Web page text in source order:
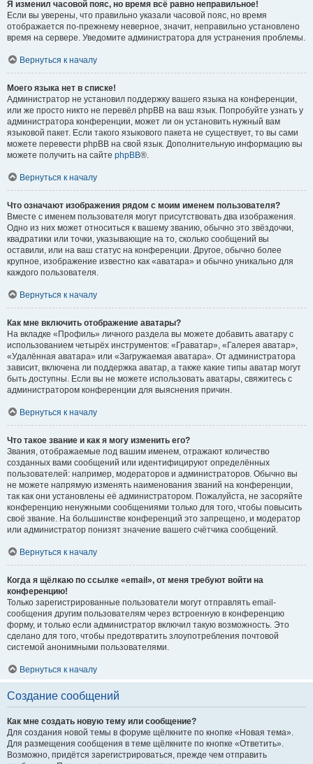
Я изменил часовой пояс, но время всё равно неправильное!
Если вы уверены, что правильно указали часовой пояс, но время
отображается по-прежнему неверное, значит, неправильно установлено
время на сервере. Уведомите администратора для устранения проблемы.
Вернуться к началу
Моего языка нет в списке!
Администратор не установил поддержку вашего языка на конференции,
или же просто никто не перевёл phpBB на ваш язык. Попробуйте узнать у
администратора конференции, может ли он установить нужный вам
языковой пакет. Если такого языкового пакета не существует, то вы сами
можете перевести phpBB на свой язык. Дополнительную информацию вы
можете получить на сайте phpBB®.
Вернуться к началу
Что означают изображения рядом с моим именем пользователя?
Вместе с именем пользователя могут присутствовать два изображения.
Одно из них может относиться к вашему званию, обычно это звёздочки,
квадратики или точки, указывающие на то, сколько сообщений вы
оставили, или на ваш статус на конференции. Другое, обычно более
крупное, изображение известно как «аватара» и обычно уникально для
каждого пользователя.
Вернуться к началу
Как мне включить отображение аватары?
На вкладке «Профиль» личного раздела вы можете добавить аватару с
использованием четырёх инструментов: «Граватар», «Галерея аватар»,
«Удалённая аватара» или «Загружаемая аватара». От администратора
зависит, включена ли поддержка аватар, а также какие типы аватар могут
быть доступны. Если вы не можете использовать аватары, свяжитесь с
администратором конференции для выяснения причин.
Вернуться к началу
Что такое звание и как я могу изменить его?
Звания, отображаемые под вашим именем, отражают количество
созданных вами сообщений или идентифицируют определённых
пользователей: например, модераторов и администраторов. Обычно вы
не можете напрямую изменять наименования званий на конференции,
так как они установлены её администратором. Пожалуйста, не засоряйте
конференцию ненужными сообщениями только для того, чтобы повысить
своё звание. На большинстве конференций это запрещено, и модератор
или администратор понизят значение вашего счётчика сообщений.
Вернуться к началу
Когда я щёлкаю по ссылке «email», от меня требуют войти на
конференцию!
Только зарегистрированные пользователи могут отправлять email-
сообщения другим пользователям через встроенную в конференцию
форму, и только если администратор включил такую возможность. Это
сделано для того, чтобы предотвратить злоупотребления почтовой
системой анонимными пользователями.
Вернуться к началу
Создание сообщений
Как мне создать новую тему или сообщение?
Для создания новой темы в форуме щёлкните по кнопке «Новая тема».
Для размещения сообщения в теме щёлкните по кнопке «Ответить».
Возможно, придётся зарегистрироваться, прежде чем отправить